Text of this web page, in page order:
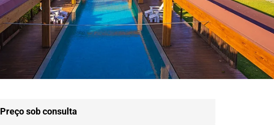
Guaramiranga
Icaraí de Amontada
Igrapuína
Ilhabela
Itaipava
Itatiaia
Preço sob consulta